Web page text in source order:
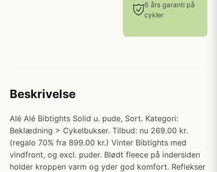
6 års garanti på
cykler
Beskrivelse
Alé Alé Bibtights Solid u. pude, Sort. Kategori:
Beklædning > Cykelbukser. Tilbud: nu 269.00 kr.
(regalo 70% fra 899.00 kr.) Vinter Bibtights med
vindfront, og excl. puder. Blødt fleece på indersiden
holder kroppen varm og yder god komfort. Reflekser